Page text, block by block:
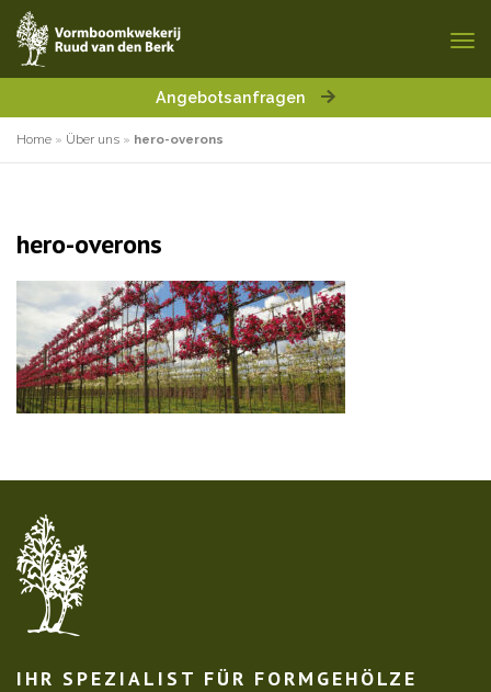
Angebotsanfragen
Home » Über uns » hero-overons
hero-overons
IHR SPEZIALIST FÜR FORMGEHÖLZE